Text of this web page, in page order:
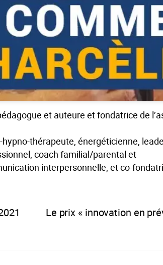
et auteure et fondatrice de
thérapeute, énergéticienne,
coach familial/parental et
interpersonnelle, et co-
Le prix « innovation en